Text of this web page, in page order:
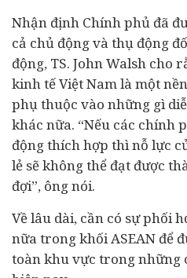
Nhận định Chính phủ đã
cả chủ động và thụ động
động, TS. John Walsh cho
kinh tế Việt Nam là một
phụ thuộc vào những gì
khác nữa. “Nếu các chính
động thích hợp thì nỗ lực
lẻ sẽ không thể đạt được
đợi”, ông nói.
Về lâu dài, cần có sự phối
nữa trong khối ASEAN để
toàn khu vực trong những